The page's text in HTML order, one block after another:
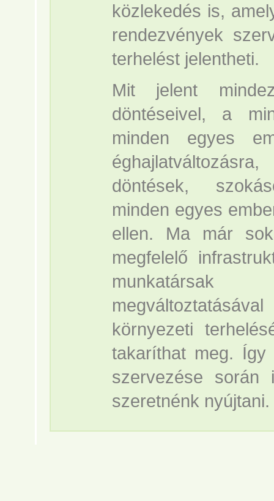
közlekedés is,
rendezvények
terhelést jelentheti.
Mit jelent
döntéseivel, a
minden egyes
döntések,
minden egyes
ellen. Ma már
megfelelő
környezeti
takaríthat meg.
szervezése során
szeretnénk nyújtani.